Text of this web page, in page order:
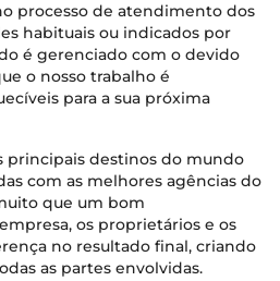
processo de atendimento dos
habituais ou indicados por
é gerenciado com o devido
o nosso trabalho é
para a sua próxima
principais destinos do mundo
com as melhores agências do
que um bom
os proprietários e os
no resultado final, criando
as partes envolvidas.